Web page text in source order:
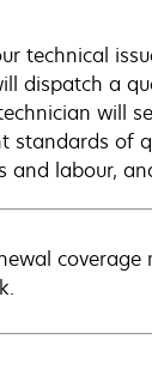
technical
dispatch a
will
standards
labour,